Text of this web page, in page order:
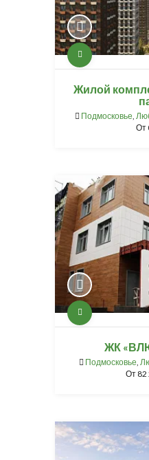
Жилой
Подмосковье,
От
ЖК
Подмосковье,
От 82